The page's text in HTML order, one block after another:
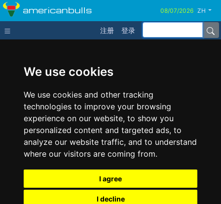
We use cookies
We use cookies and other tracking
technologies to improve your browsing
experience on our website, to show you
personalized content and targeted ads, to
analyze our website traffic, and to understand
where our visitors are coming from.
I agree
I decline
americanbulls ZH
注册 登录